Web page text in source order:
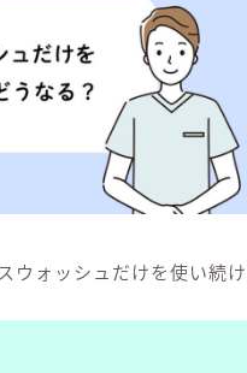
ウォッシュだけを使い続け